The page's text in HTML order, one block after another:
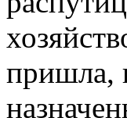
пришла,